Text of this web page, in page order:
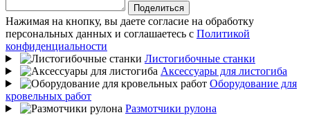
Поделиться
Нажимая на кнопку, вы даете согласие на обработку
персональных данных и соглашаетесь с Политикой
конфиденциальности
Листогибочные станки
Аксессуары для листогиба
Оборудование для
кровельных работ
Размотчики рулона